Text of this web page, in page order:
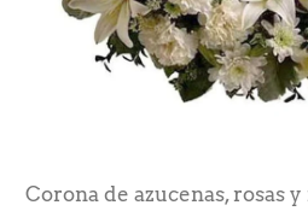
Corona de azucenas, rosas